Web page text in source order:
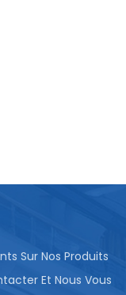
Sur Nos Produits
Et Nous Vous